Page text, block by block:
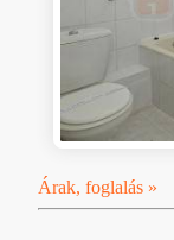
Árak, foglalás »